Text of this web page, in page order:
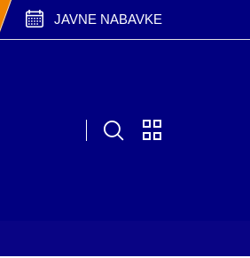
JAVNE NABAVKE